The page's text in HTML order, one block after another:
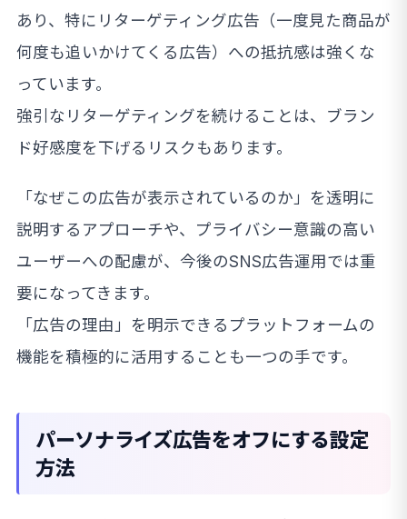
あり、特にリターゲティング広告（一度見た商品が
何度も追いかけてくる広告）への抵抗感は強くな
っています。
強引なリターゲティングを続けることは、ブラン
ド好感度を下げるリスクもあります。
「なぜこの広告が表示されているのか」を透明に
説明するアプローチや、プライバシー意識の高い
ユーザーへの配慮が、今後のSNS広告運用では重
要になってきます。
「広告の理由」を明示できるプラットフォームの
機能を積極的に活用することも一つの手です。
パーソナライズ広告をオフにする設定
方法